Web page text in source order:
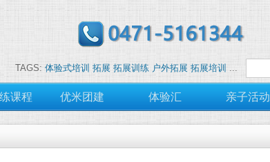
TAGS: 体验式培训 拓展 拓展训练 户外拓展 拓展培训 ...
课程 优米团建 体验汇 亲子活动